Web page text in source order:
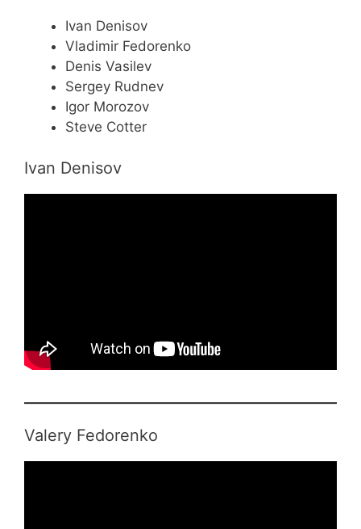
Ivan Denisov
Vladimir Fedorenko
Denis Vasilev
Sergey Rudnev
Igor Morozov
Steve Cotter
Ivan Denisov
Valery Fedorenko